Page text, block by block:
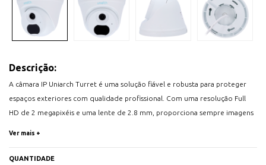
Descrição:
A câmara IP Uniarch Turret é uma solução fiável e robusta para proteger
espaços exteriores com qualidade profissional. Com uma resolução Full
HD de 2 megapixéis e uma lente de 2.8 mm, proporciona sempre imagens
noturna por infravermelhos atinge até 30 metros, assegurando uma
Ver mais +
QUANTIDADE